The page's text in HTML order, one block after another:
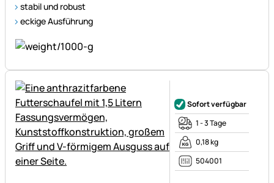
stabil und robust
eckige Ausführung
Sofort verfügbar
1 - 3 Tage
0,18 kg
504001